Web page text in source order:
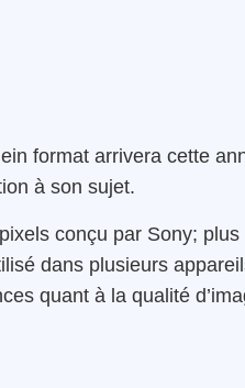
format arrivera cette
à son sujet.
conçu par Sony;
dans plusieurs
quant à la qualité